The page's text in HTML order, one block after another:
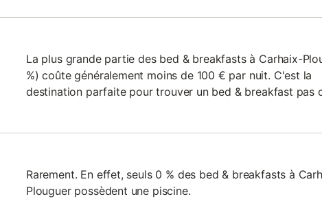
La plus grande partie des bed & breakfasts à Carhaix-
%) coûte généralement moins de 100 € par nuit. C'est la
destination parfaite pour trouver un bed & breakfast pas
Rarement. En effet, seuls 0 % des bed & breakfasts à
Plouguer possèdent une piscine.